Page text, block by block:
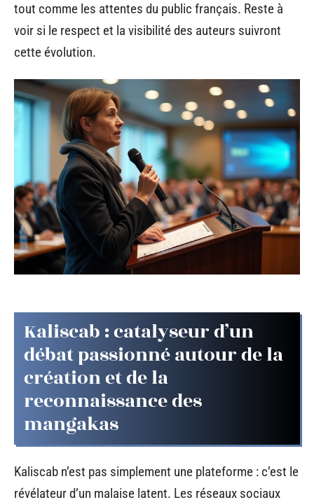
tout comme les attentes du public français. Reste à
voir si le respect et la visibilité des auteurs suivront
cette évolution.
Kaliscab : catalyseur d’un
débat passionné autour de la
création et de la
reconnaissance des
mangakas
Kaliscab n’est pas simplement une plateforme : c’est le
révélateur d’un malaise latent. Les réseaux sociaux